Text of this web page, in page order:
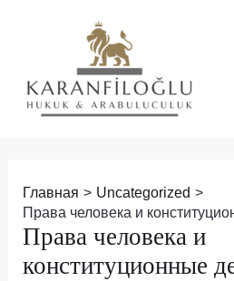
Главная
Uncategorized
Права человека и
Права человека и
конституционные